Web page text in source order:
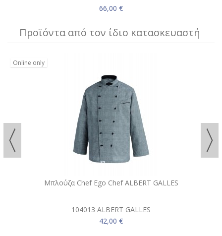
66,00 €
Προϊόντα από τον ίδιο κατασκευαστή
Online only
Μπλούζα Chef Ego Chef ALBERT GALLES
104013 ALBERT GALLES
42,00 €